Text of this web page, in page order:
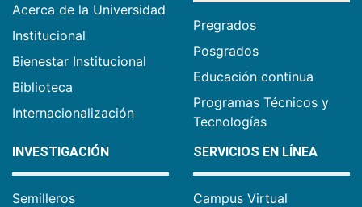
Acerca de la Universidad
Institucional
Bienestar Institucional
Biblioteca
Internacionalización
Pregrados
Posgrados
Educación continua
Programas Técnicos y
Tecnologías
INVESTIGACIÓN
Semilleros
SERVICIOS EN LÍNEA
Campus Virtual